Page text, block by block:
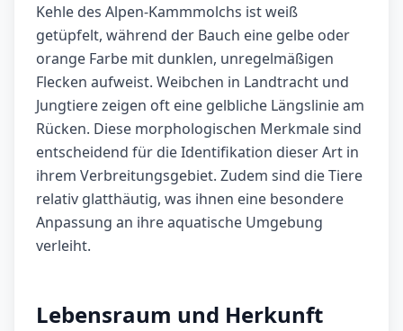
Kehle des Alpen-Kammmolchs ist weiß
getüpfelt, während der Bauch eine gelbe oder
orange Farbe mit dunklen, unregelmäßigen
Flecken aufweist. Weibchen in Landtracht und
Jungtiere zeigen oft eine gelbliche Längslinie am
Rücken. Diese morphologischen Merkmale sind
entscheidend für die Identifikation dieser Art in
ihrem Verbreitungsgebiet. Zudem sind die Tiere
relativ glatthäutig, was ihnen eine besondere
Anpassung an ihre aquatische Umgebung
verleiht.
Lebensraum und Herkunft